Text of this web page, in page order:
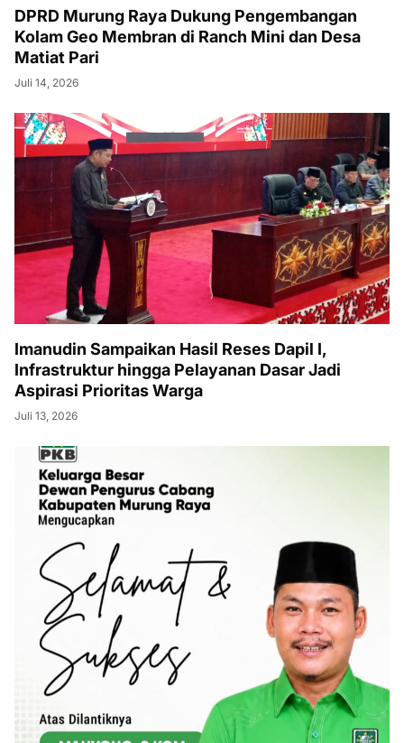
DPRD Murung Raya Dukung Pengembangan
Kolam Geo Membran di Ranch Mini dan Desa
Matiat Pari
Juli 14, 2026
Imanudin Sampaikan Hasil Reses Dapil I,
Infrastruktur hingga Pelayanan Dasar Jadi
Aspirasi Prioritas Warga
Juli 13, 2026